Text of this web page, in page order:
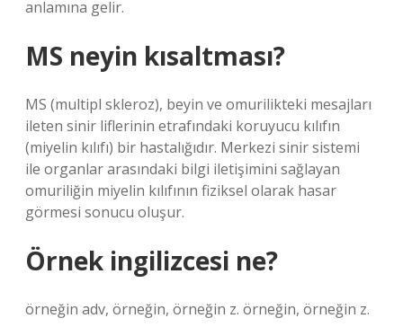
anlamına gelir.
MS neyin kısaltması?
MS (multipl skleroz), beyin ve omurilikteki mesajları
ileten sinir liflerinin etrafındaki koruyucu kılıfın
(miyelin kılıfı) bir hastalığıdır. Merkezi sinir sistemi
ile organlar arasındaki bilgi iletişimini sağlayan
omuriliğin miyelin kılıfının fiziksel olarak hasar
görmesi sonucu oluşur.
Örnek ingilizcesi ne?
örneğin adv, örneğin, örneğin z. örneğin, örneğin z.